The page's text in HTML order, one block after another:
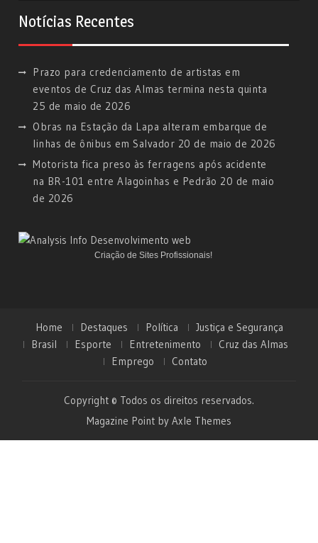
Notícias Recentes
Prazo para credenciamento de artistas em
eventos de Cruz das Almas termina nesta quinta
25 de maio de 2026
Obras na Estação da Lapa alteram embarque de
linhas de ônibus em Salvador 20 de maio de 2026
Motorista fica preso às ferragens após acidente
na BR-101 entre Alagoinhas e Pedrão 20 de maio
de 2026
Criação de Sites Profissionais!
Home Destaques Política
Justiça e Segurança
Brasil
Esporte Entretenimento
Cruz das Almas
Emprego
Contato
Copyright © Todos os direitos reservados.
Magazine Point by Axle Themes